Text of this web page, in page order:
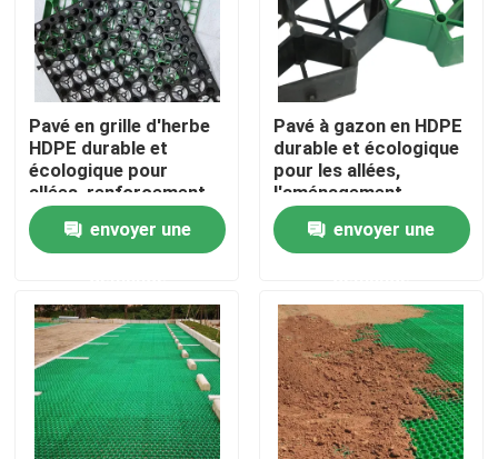
VR Show
A propos de nous
Visite d'usine
Contrôle de la qualité
Contact
Demande de soumission
Géotextile Geogrid
Pavé en grille d'herbe
HDPE durable et
écologique pour
allées, renforcement
de pelouse,
aménagement
paysager de jardin et
gravier de parking
envoyer une
Pavé à gazon en HDPE
durable et écologique
pour les allées,
l'aménagement
paysager des jardins,
le renforcement du
gazon et la
gravier des parkings
envoyer une